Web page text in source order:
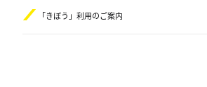
「きぼう」利用のご案内